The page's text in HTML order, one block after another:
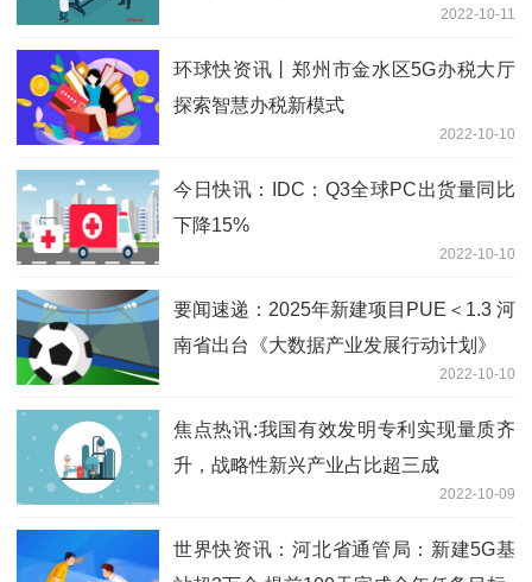
2022-10-11
环球快资讯丨郑州市金水区5G办税大厅
探索智慧办税新模式
2022-10-10
今日快讯：IDC：Q3全球PC出货量同比
下降15%
2022-10-10
要闻速递：2025年新建项目PUE＜1.3 河
南省出台《大数据产业发展行动计划》
2022-10-10
焦点热讯:我国有效发明专利实现量质齐
升，战略性新兴产业占比超三成
2022-10-09
世界快资讯：河北省通管局：新建5G基